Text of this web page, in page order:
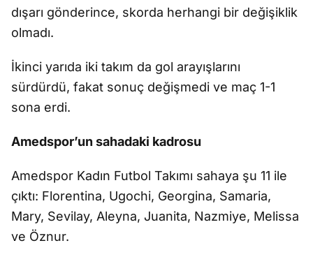
dışarı gönderince, skorda herhangi bir değişiklik
olmadı.
İkinci yarıda iki takım da gol arayışlarını
sürdürdü, fakat sonuç değişmedi ve maç 1-1
sona erdi.
Amedspor’un sahadaki kadrosu
Amedspor Kadın Futbol Takımı sahaya şu 11 ile
çıktı: Florentina, Ugochi, Georgina, Samaria,
Mary, Sevilay, Aleyna, Juanita, Nazmiye, Melissa
ve Öznur.